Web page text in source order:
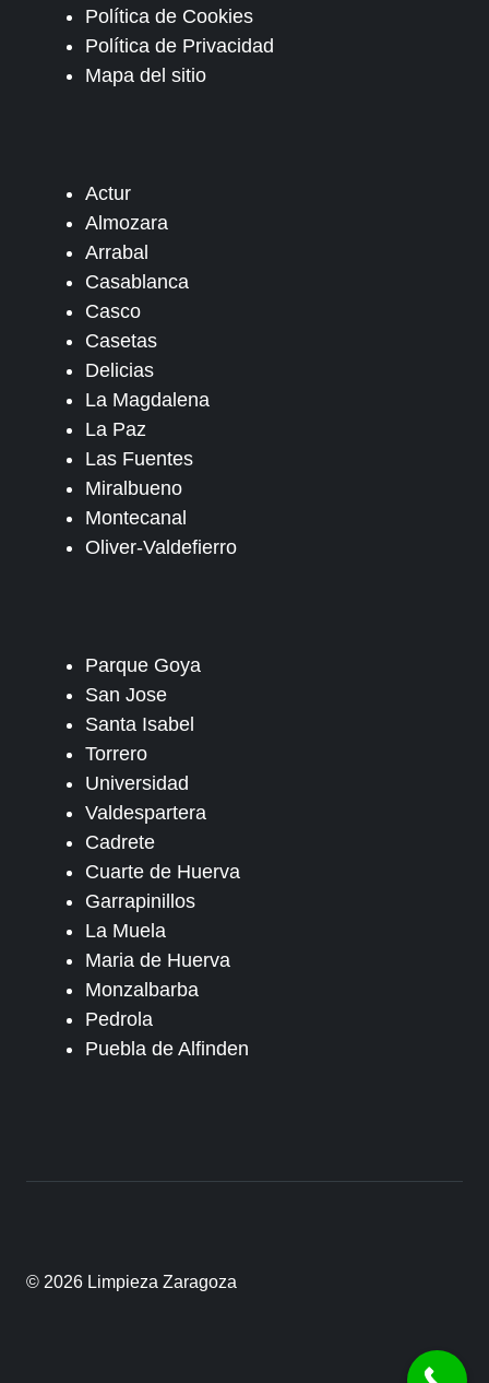
Política de Cookies
Política de Privacidad
Mapa del sitio
Actur
Almozara
Arrabal
Casablanca
Casco
Casetas
Delicias
La Magdalena
La Paz
Las Fuentes
Miralbueno
Montecanal
Oliver-Valdefierro
Parque Goya
San Jose
Santa Isabel
Torrero
Universidad
Valdespartera
Cadrete
Cuarte de Huerva
Garrapinillos
La Muela
Maria de Huerva
Monzalbarba
Pedrola
Puebla de Alfinden
© 2026 Limpieza Zaragoza